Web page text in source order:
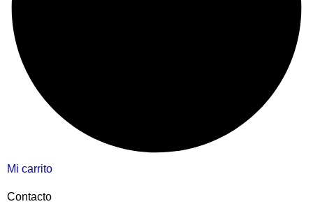
Mi carrito
Contacto